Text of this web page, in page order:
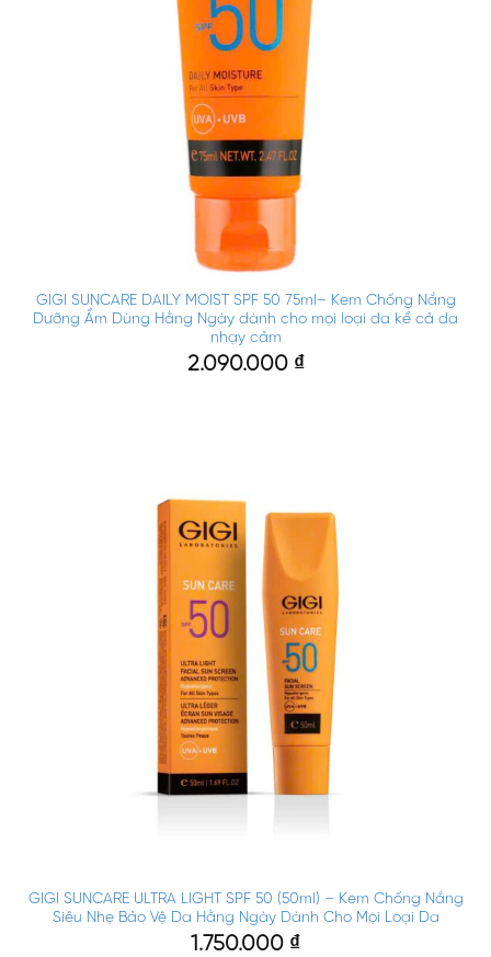
GIGI SUNCARE DAILY MOIST SPF 50 75ml– Kem Chống Nắng
Dưỡng Ẩm Dùng Hằng Ngày dành cho mọi loại da kể cả da
nhạy cảm
2.090.000 ₫
GIGI SUNCARE ULTRA LIGHT SPF 50 (50ml) – Kem Chống Nắng
Siêu Nhẹ Bảo Vệ Da Hằng Ngày Dành Cho Mọi Loại Da
1.750.000 ₫